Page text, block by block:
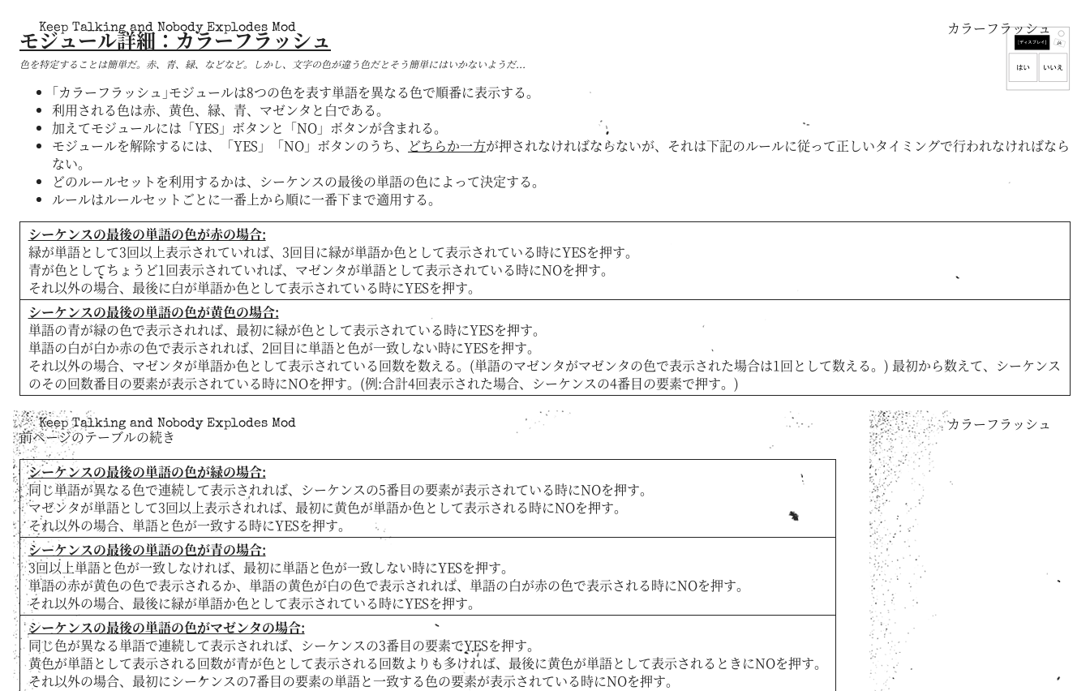
Keep Talking and Nobody Explodes Mod カラーフラッシュ
モジュール詳細：カラーフラッシュ
色を特定することは簡単だ。赤、青、緑、などなど。しかし、文字の色が違う色だとそう簡単にはいかないようだ...
｢カラーフラッシュ｣モジュールは8つの色を表す単語を異なる色で順番に表示する。
利用される色は赤、黄色、緑、青、マゼンタと白である。
加えてモジュールには「YES」ボタンと「NO」ボタンが含まれる。
モジュールを解除するには、「YES」「NO」ボタンのうち、
どちらか一方が押されなければならないが、それは下記のルールに従って正しいタイミングで行われなければなら
ない。
どのルールセットを利用するかは、シーケンスの最後の単語の色によって決定する。
ルールはルールセットごとに一番上から順に一番下まで適用する。
シーケンスの最後の単語の色が赤の場合:
緑が単語として3回以上表示されていれば、3回目に緑が単語か色として表示されている時にYESを押す。
青が色としてちょうど1回表示されていれば、マゼンタが単語として表示されている時にNOを押す。
それ以外の場合、最後に白が単語か色として表示されている時にYESを押す。
シーケンスの最後の単語の色が黄色の場合:
単語の青が緑の色で表示されれば、最初に緑が色として表示されている時にYESを押す。
単語の白が白か赤の色で表示されれば、2回目に単語と色が一致しない時にYESを押す。
それ以外の場合、マゼンタが単語か色として表示されている回数を数える。(単語のマゼンタがマゼンタの色で表示された場合は1回として数える。) 最初から数えて、シーケンス
のその回数番目の要素が表示されている時にNOを押す。(例:合計4回表示された場合、シーケンスの4番目の要素で押す。)
Keep Talking and Nobody Explodes Mod カラーフラッシュ
前ページのテーブルの続き
シーケンスの最後の単語の色が緑の場合:
同じ単語が異なる色で連続して表示されれば、シーケンスの5番目の要素が表示されている時にNOを押す。
マゼンタが単語として3回以上表示されれば、最初に黄色が単語か色として表示される時にNOを押す。
それ以外の場合、単語と色が一致する時にYESを押す。
シーケンスの最後の単語の色が青の場合:
3回以上単語と色が一致しなければ、最初に単語と色が一致しない時にYESを押す。
単語の赤が黄色の色で表示されるか、単語の黄色が白の色で表示されれば、単語の白が赤の色で表示される時にNOを押す。
それ以外の場合、最後に緑が単語か色として表示されている時にYESを押す。
シーケンスの最後の単語の色がマゼンタの場合:
同じ色が異なる単語で連続して表示されれば、シーケンスの3番目の要素でYESを押す。
黄色が単語として表示される回数が青が色として表示される回数よりも多ければ、最後に黄色が単語として表示されるときにNOを押す。
それ以外の場合、最初にシーケンスの7番目の要素の単語と一致する色の要素が表示されている時にNOを押す。